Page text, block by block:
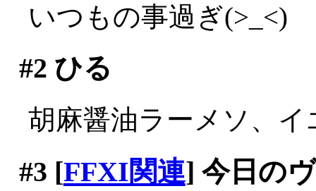
いつもの事過ぎ(>_<)
#2 ひる
胡麻醤油ラーメソ、イ
#3 [FFXI関連] 今日の